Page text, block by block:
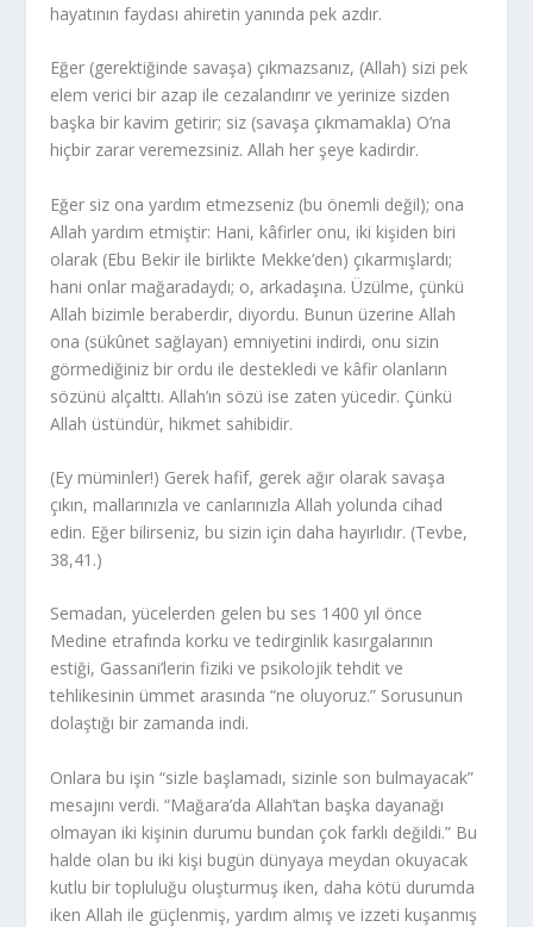
hayatının faydası ahiretin yanında pek azdır.
Eğer (gerektiğinde savaşa) çıkmazsanız, (Allah) sizi pek
elem verici bir azap ile cezalandırır ve yerinize sizden
başka bir kavim getirir; siz (savaşa çıkmamakla) O’na
hiçbir zarar veremezsiniz. Allah her şeye kadirdir.
Eğer siz ona yardım etmezseniz (bu önemli değil); ona
Allah yardım etmiştir: Hani, kâfirler onu, iki kişiden biri
olarak (Ebu Bekir ile birlikte Mekke’den) çıkarmışlardı;
hani onlar mağaradaydı; o, arkadaşına. Üzülme, çünkü
Allah bizimle beraberdir, diyordu. Bunun üzerine Allah
ona (sükûnet sağlayan) emniyetini indirdi, onu sizin
görmediğiniz bir ordu ile destekledi ve kâfir olanların
sözünü alçalttı. Allah’ın sözü ise zaten yücedir. Çünkü
Allah üstündür, hikmet sahibidir.
(Ey müminler!) Gerek hafif, gerek ağır olarak savaşa
çıkın, mallarınızla ve canlarınızla Allah yolunda cihad
edin. Eğer bilirseniz, bu sizin için daha hayırlıdır. (Tevbe,
38,41.)
Semadan, yücelerden gelen bu ses 1400 yıl önce
Medine etrafında korku ve tedirginlik kasırgalarının
estiği, Gassani’lerin fiziki ve psikolojik tehdit ve
tehlikesinin ümmet arasında “ne oluyoruz.” Sorusunun
dolaştığı bir zamanda indi.
Onlara bu işin “sizle başlamadı, sizinle son bulmayacak”
mesajını verdi. “Mağara’da Allah’tan başka dayanağı
olmayan iki kişinin durumu bundan çok farklı değildi.” Bu
halde olan bu iki kişi bugün dünyaya meydan okuyacak
kutlu bir topluluğu oluşturmuş iken, daha kötü durumda
iken Allah ile güçlenmiş, yardım almış ve izzeti kuşanmış